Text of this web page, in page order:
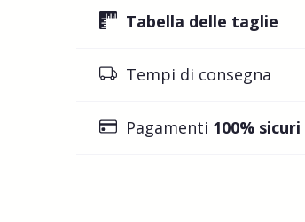
Tabella delle taglie
Tempi di consegna
Pagamenti 100% sicuri